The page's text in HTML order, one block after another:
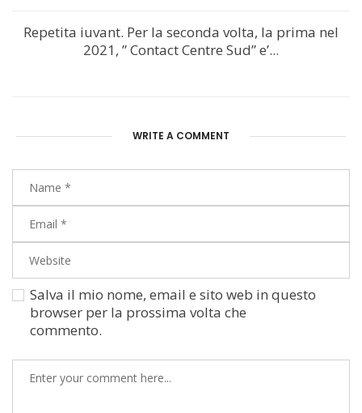
Repetita iuvant. Per la seconda volta, la prima nel
2021, ” Contact Centre Sud” e’...
WRITE A COMMENT
Salva il mio nome, email e sito web in questo
browser per la prossima volta che
commento.